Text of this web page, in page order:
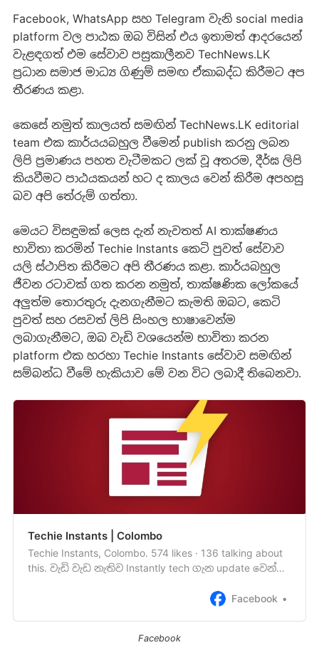
Facebook, WhatsApp සහ Telegram වැනි social media
platform වල පාඨක ඔබ විසින් එය ඉතාමත් ආදරයෙන්
වැළඳගත් එම සේවාව පසුකාලීනව TechNews.LK
ප්‍රධාන සමාජ මාධ්‍ය ගිණුම් සමඟ ඒකාබද්ධ කිරීමට අප
තීරණය කළා.
කෙසේ නමුත් කාලයත් සමඟින් TechNews.LK editorial
team එක කාර්යයබහුල වීමෙන් publish කරනු ලබන
ලිපි ප්‍රමාණය පහත වැටීමකට ලක් වූ අතරම, දීර්ඝ ලිපි
කියවීමට පාඨයකයන් හට ද කාලය වෙන් කිරීම අපහසු
බව අපි තේරුම් ගත්තා.
මෙයට විසඳුමක් ලෙස දැන් නැවතත් AI තාක්ෂණය
භාවිතා කරමින් Techie Instants කෙටි පුවත් සේවාව
යලි ස්ථාපිත කිරීමට අපි තීරණය කළා. කාර්යබහුල
ජීවන රටාවක් ගත කරන නමුත්, තාක්ෂණික ලෝකයේ
අලුත්ම තොරතුරු දැනගැනීමට කැමති ඔබට, කෙටි
පුවත් සහ රසවත් ලිපි සිංහල භාෂාවෙන්ම
ලබාගැනීමට, ඔබ වැඩි වශයෙන්ම භාවිතා කරන
platform එක හරහා Techie Instants සේවාව සමඟින්
සම්බන්ධ වීමේ හැකියාව මේ වන විට ලබාදී තිබෙනවා.
Techie Instants | Colombo
Techie Instants, Colombo. 574 likes · 136 talking about
this. වැඩි වැඩ නැතිව Instantly tech ගැන update වෙන්න,
Facebook
Facebook